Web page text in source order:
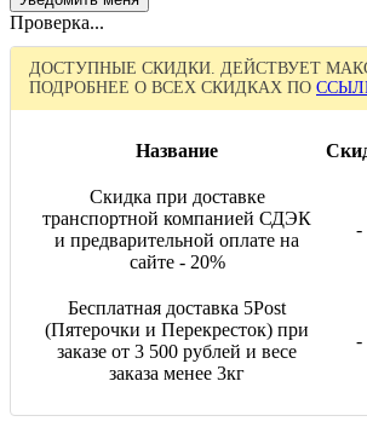
Проверка...
ДОСТУПНЫЕ СКИДКИ. ДЕЙСТВУЕТ
ПОДРОБНЕЕ О ВСЕХ СКИДКАХ ПО
Название
Скидка при доставке
транспортной компанией СДЭК
и предварительной оплате на
сайте - 20%
-
Бесплатная доставка 5Post
(Пятерочки и Перекресток) при
заказе от 3 500 рублей и весе
заказа менее 3кг
-